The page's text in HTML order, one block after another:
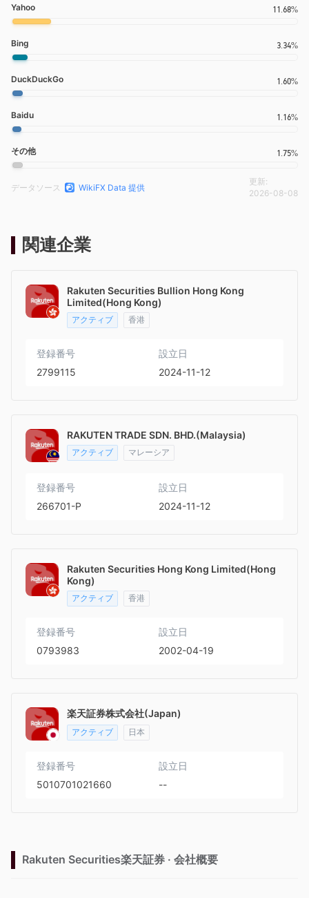
Yahoo 11.68%
Bing 3.34%
DuckDuckGo 1.60%
Baidu 1.16%
その他 1.75%
データソース WikiFX Data 提供
更新:
2026-08-08
関連企業
Rakuten Securities Bullion Hong Kong
Limited(Hong Kong)
アクティブ 香港
登録番号
2799115
設立日
2024-11-12
RAKUTEN TRADE SDN. BHD.(Malaysia)
アクティブ マレーシア
登録番号
266701-P
設立日
2024-11-12
Rakuten Securities Hong Kong Limited(Hong
Kong)
アクティブ 香港
登録番号
0793983
設立日
2002-04-19
楽天証券株式会社(Japan)
アクティブ 日本
登録番号
5010701021660
設立日
--
Rakuten Securities楽天証券 · 会社概要